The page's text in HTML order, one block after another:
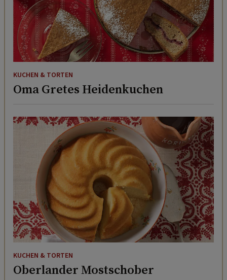
KUCHEN & TORTEN
Oma Gretes Heidenkuchen
KUCHEN & TORTEN
Oberlander Mostschober